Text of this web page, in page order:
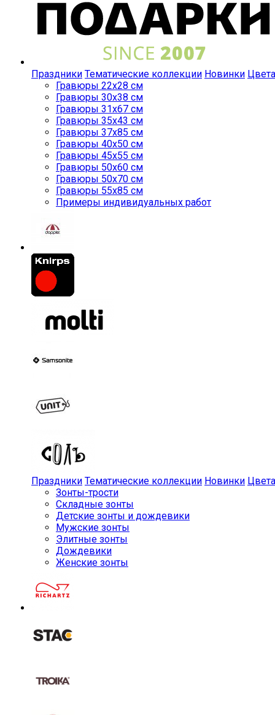
Праздники Тематические коллекции Новинки Цвета
Гравюры 22x28 см
Гравюры 30x38 см
Гравюры 31x67 см
Гравюры 35x43 см
Гравюры 37x85 см
Гравюры 40x50 см
Гравюры 45x55 см
Гравюры 50x60 см
Гравюры 50x70 см
Гравюры 55x85 см
Примеры индивидуальных работ
Праздники Тематические коллекции Новинки Цвета
Зонты-трости
Складные зонты
Детские зонты и дождевики
Мужские зонты
Элитные зонты
Дождевики
Женские зонты